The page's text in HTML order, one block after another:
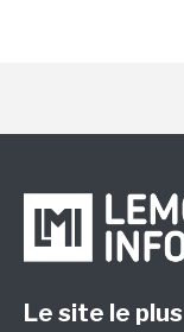
Le site le